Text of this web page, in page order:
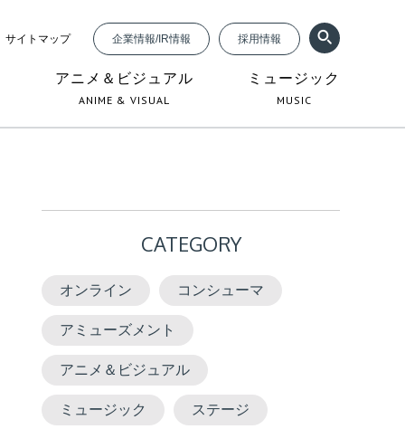
サイトマップ 企業情報/IR情報 採用情報
アニメ＆ビジュアル
ANIME & VISUAL
ミュージック
MUSIC
CATEGORY
オンライン コンシューマ
アミューズメント
アニメ＆ビジュアル
ミュージック ステージ